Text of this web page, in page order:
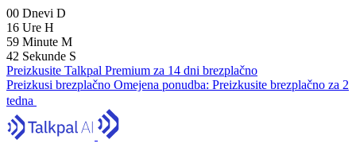
00 Dnevi D
16 Ure H
59 Minute M
40 Sekunde S
Preizkusite Talkpal Premium za 14 dni brezplačno
Preizkusi brezplačno Omejena ponudba: Preizkusite brezplačno za 2
tedna